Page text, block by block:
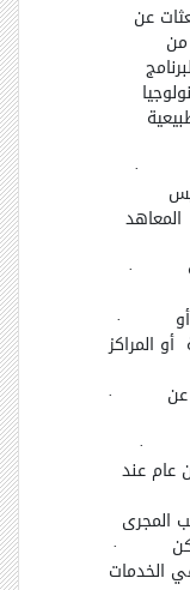
عن
من
وعددها ( 20 ) لبرنامج
·
المعاهد
·
·
أو المراكز
·
·
عام عند
المجرى
·
الخدمات